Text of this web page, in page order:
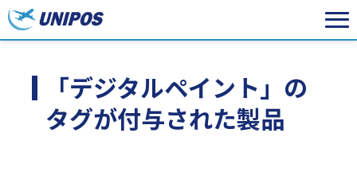
「デジタルペイント」の
タグが付与された製品